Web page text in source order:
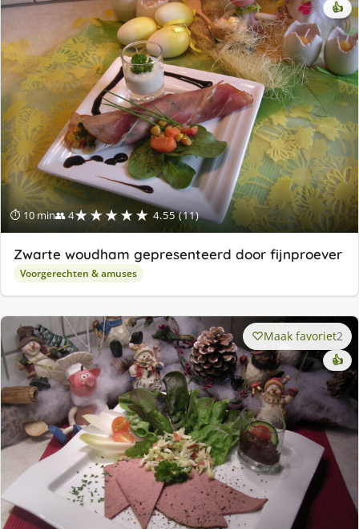
⏱ 10 min👥 4★★★★★ 4.55 (11)
👍
Zwarte woudham gepresenteerd door fijnproever
Voorgerechten & amuses
Maak favoriet2
👍